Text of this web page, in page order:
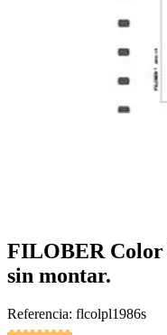
FILOBER Color
sin montar.
Referencia: flcolpl1986s